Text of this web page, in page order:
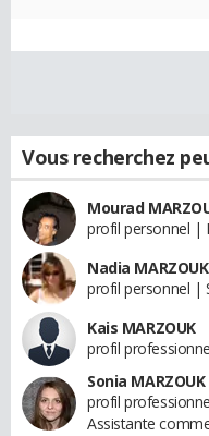
Vous recherchez
Mourad
profil personnel |
Nadia MARZOUK
profil personnel |
Kais MARZOUK
profil
Sonia MARZOUK
profil
Assistante